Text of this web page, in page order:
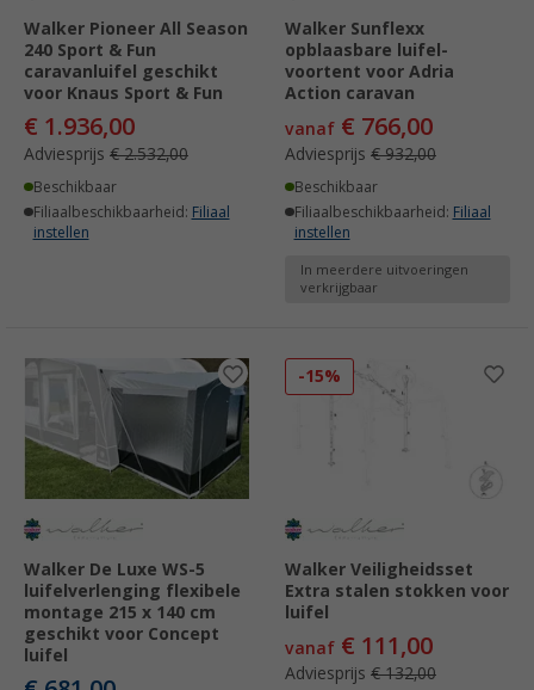
Walker Pioneer All Season
240 Sport & Fun
caravanluifel geschikt
voor Knaus Sport & Fun
€ 1.936,00
Adviesprijs € 2.532,00
Beschikbaar
Filiaalbeschikbaarheid: Filiaal
instellen
Walker Sunflexx
opblaasbare luifel-
voortent voor Adria
Action caravan
vanaf € 766,00
Adviesprijs € 932,00
Beschikbaar
Filiaalbeschikbaarheid: Filiaal
instellen
In meerdere uitvoeringen
verkrijgbaar
Walker De Luxe WS-5
luifelverlenging flexibele
montage 215 x 140 cm
geschikt voor Concept
luifel
-15%
Walker Veiligheidsset
Extra stalen stokken voor
luifel
vanaf € 111,00
Adviesprijs € 132,00